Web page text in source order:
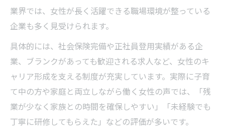
業界では、女性が長く活躍できる職場環境が整っている
企業も多く見受けられます。
具体的には、社会保険完備や正社員登用実績がある企
業、ブランクがあっても歓迎される求人など、女性のキ
ャリア形成を支える制度が充実しています。実際に子育
て中の方や家庭と両立しながら働く女性の声では、「残
業が少なく家族との時間を確保しやすい」「未経験でも
丁寧に研修してもらえた」などの評価が多いです。